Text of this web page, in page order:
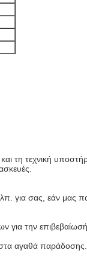
τη τεχνική
σας, εάν μας
για την
παράδοσης.